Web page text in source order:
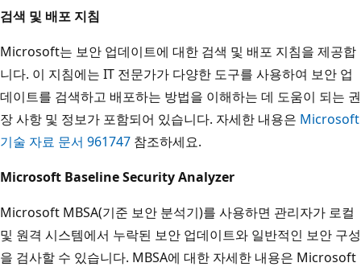
검색 및 배포 지침
Microsoft는 보안 업데이트에 대한 검색 및 배포 지침을 제공합
니다. 이 지침에는 IT 전문가가 다양한 도구를 사용하여 보안 업
데이트를 검색하고 배포하는 방법을 이해하는 데 도움이 되는 권
장 사항 및 정보가 포함되어 있습니다. 자세한 내용은 Microsoft
기술 자료 문서 961747 참조하세요.
Microsoft Baseline Security Analyzer
Microsoft MBSA(기준 보안 분석기)를 사용하면 관리자가 로컬
및 원격 시스템에서 누락된 보안 업데이트와 일반적인 보안 구성
을 검사할 수 있습니다. MBSA에 대한 자세한 내용은 Microsoft